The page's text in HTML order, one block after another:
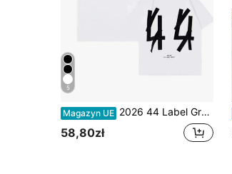
5
Magazyn UE 2026 44 Label Group Bawełniana Koszulka Hip Hop Unisex Streetwear Krótki Rękaw Okrągły Dekolt Nadruk Casual Oddychająca Modna Koszulka Dla Dorosłych
58,80zł